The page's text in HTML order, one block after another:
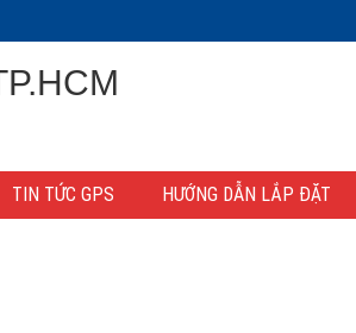
TIN TỨC GPS HƯỚNG DẪN LẮP ĐẶT